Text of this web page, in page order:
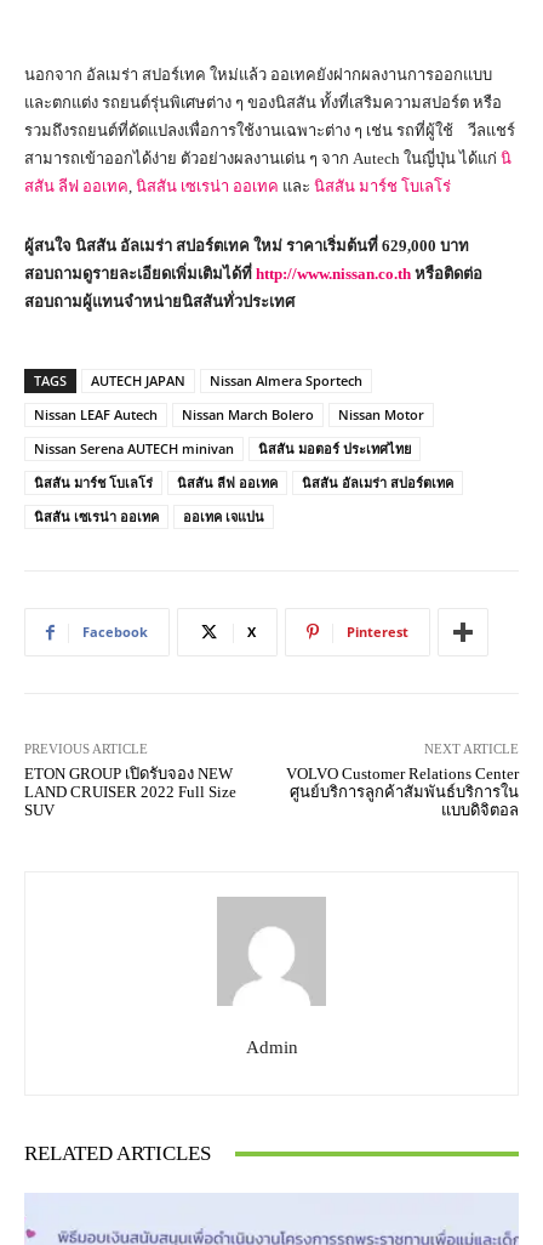
นอกจาก อัลเมร่า สปอร์เทค ใหม่แล้ว ออเทคยังฝากผลงานการออกแบบ
และตกแต่ง รถยนต์รุ่นพิเศษต่าง ๆ ของนิสสัน ทั้งที่เสริมความสปอร์ต หรือ
รวมถึงรถยนต์ที่ดัดแปลงเพื่อการใช้งานเฉพาะต่าง ๆ เช่น รถที่ผู้ใช้ วีลแชร์
สามารถเข้าออกได้ง่าย ตัวอย่างผลงานเด่น ๆ จาก Autech ในญี่ปุ่น ได้แก่ นิ
สสัน ลีฟ ออเทค, นิสสัน เซเรน่า ออเทค และ นิสสัน มาร์ช โบเลโร่
ผู้สนใจ นิสสัน อัลเมร่า สปอร์ตเทค ใหม่ ราคาเริ่มต้นที่ 629,000 บาท
สอบถามดูรายละเอียดเพิ่มเติมได้ที่ http://www.nissan.co.th หรือติดต่อ
สอบถามผู้แทนจำหน่ายนิสสันทั่วประเทศ
TAGS AUTECH JAPAN
Nissan Almera Sportech
Nissan LEAF Autech
Nissan March Bolero
Nissan Motor
Nissan Serena AUTECH minivan
นิสสัน มอตอร์ ประเทศไทย
นิสสัน มาร์ช โบเลโร่
นิสสัน ลีฟ ออเทค
นิสสัน อัลเมร่า สปอร์ตเทค
นิสสัน เซเรน่า ออเทค
ออเทค เจแปน
Facebook X Pinterest
PREVIOUS ARTICLE
ETON GROUP เปิดรับจอง NEW
LAND CRUISER 2022 Full Size
SUV
NEXT ARTICLE
VOLVO Customer Relations Center
ศูนย์บริการลูกค้าสัมพันธ์บริการใน
แบบดิจิตอล
Admin
RELATED ARTICLES